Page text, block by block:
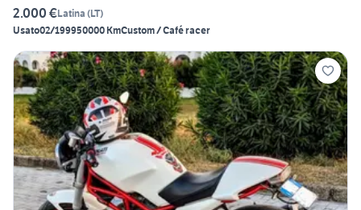
2.000 €Latina (LT)
Usato02/199950000 KmCustom / Café racer